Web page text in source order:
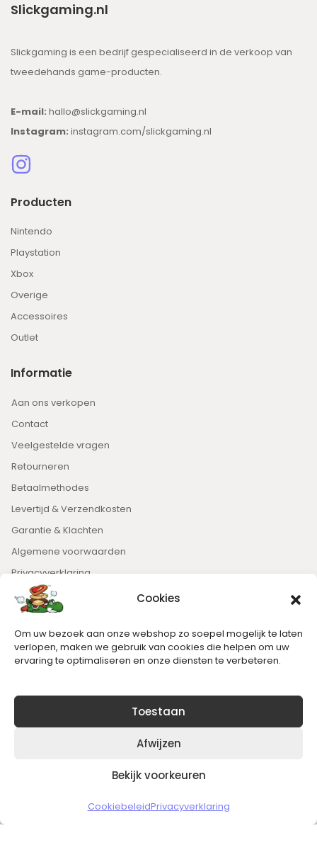
Cookies
Om uw bezoek aan onze webshop zo soepel mogelijk te laten
verlopen, maken we gebruik van cookies die helpen om uw
ervaring te optimaliseren en onze diensten te verbeteren.
Toestaan
Afwijzen
Bekijk voorkeuren
CookiebeleidPrivacyverklaring
Slickgaming.nl
Slickgaming is een bedrijf gespecialiseerd in de verkoop van
tweedehands game-producten.
E-mail: hallo@slickgaming.nl
Instagram: instagram.com/slickgaming.nl
Producten
Nintendo
Playstation
Xbox
Overige
Accessoires
Outlet
Informatie
Aan ons verkopen
Contact
Veelgestelde vragen
Retourneren
Betaalmethodes
Levertijd & Verzendkosten
Garantie & Klachten
Algemene voorwaarden
Privacyverklaring
Nieuwsbrief
Blijft op de hoogte van het laatste nieuws.